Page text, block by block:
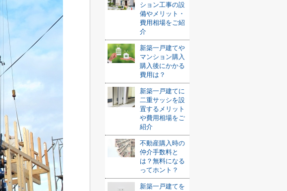
ション工事の設
備やメリット・
費用相場をご紹
介
新築一戸建てや
マンション購入
購入後にかかる
費用は？
新築一戸建てに
二重サッシを設
置するメリット
や費用相場をご
紹介
不動産購入時の
仲介手数料と
は？無料になる
ってホント？
新築一戸建てを